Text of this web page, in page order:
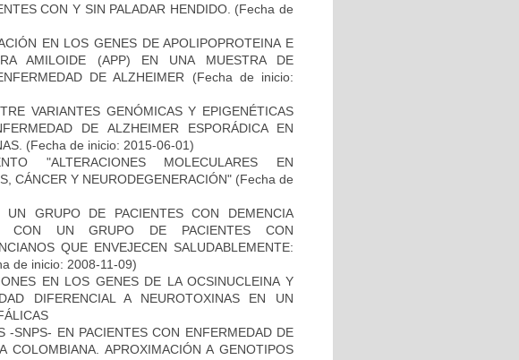
CON Y SIN PALADAR HENDIDO. (Fecha de
EN LOS GENES DE APOLIPOPROTEINA E
AMILOIDE (APP) EN UNA MUESTRA DE
DE ALZHEIMER (Fecha de inicio:
VARIANTES GENÓMICAS Y EPIGENÉTICAS
DE ALZHEIMER ESPORÁDICA EN
(Fecha de inicio: 2015-06-01)
"ALTERACIONES MOLECULARES EN
CÁNCER Y NEURODEGENERACIÓN" (Fecha de
UN GRUPO DE PACIENTES CON DEMENCIA
CON UN GRUPO DE PACIENTES CON
QUE ENVEJECEN SALUDABLEMENTE:
de inicio: 2008-11-09)
EN LOS GENES DE LA OCSINUCLEINA Y
DIFERENCIAL A NEUROTOXINAS EN UN
-SNPS- EN PACIENTES CON ENFERMEDAD DE
COLOMBIANA. APROXIMACIÓN A GENOTIPOS